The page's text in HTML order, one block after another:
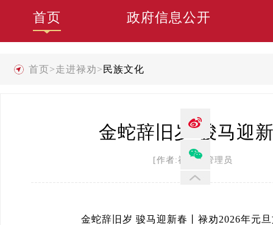
首页 政府信息公开
首页>走进禄劝> 民族文化
金蛇辞旧岁 骏马迎
[作者:禄劝县管理员 发
金蛇辞旧岁 骏马迎新春丨禄劝2026年元